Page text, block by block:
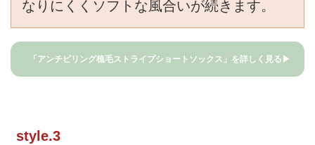
なりにくくソフトな風合いが続きます。
「アンチピリング梳毛ストライプショートソックス」を詳しく見る▶
style.3